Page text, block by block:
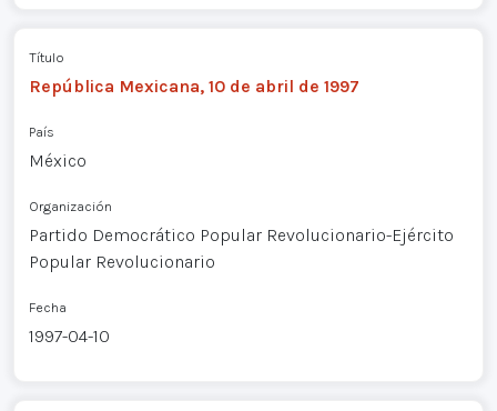
Título
República Mexicana, 10 de abril de 1997
País
México
Organización
Partido Democrático Popular Revolucionario-Ejército
Popular Revolucionario
Fecha
1997-04-10